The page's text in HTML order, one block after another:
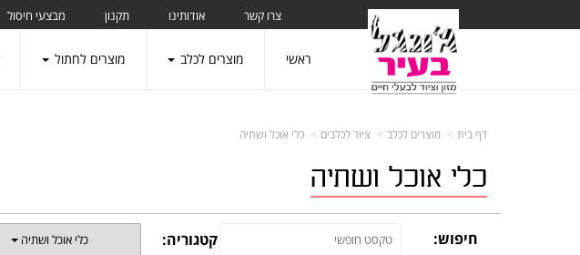
צרו קשר אודותינו תקנון מבצעי חיסול
ראשי מוצרים לכלב מוצרים לחתול
דף בית מוצרים לכלב ציוד לכלבים כלי אוכל ושתיה
כלי אוכל ושתיה
חיפוש: קטגוריה: כלי אוכל ושתיה